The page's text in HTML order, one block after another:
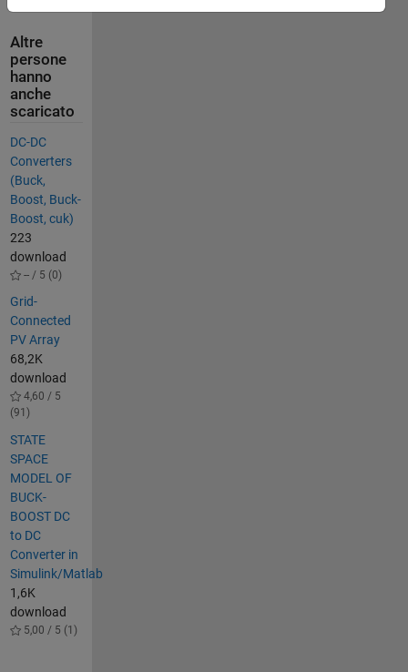
Altre
persone
hanno
anche
scaricato
DC-DC
Converters
(Buck,
Boost, Buck-
Boost, cuk)
223
download
-- / 5 (0)
Grid-
Connected
PV Array
68,2K
download
4,60 / 5
(91)
STATE
SPACE
MODEL OF
BUCK-
BOOST DC
to DC
Converter in
Simulink/Matlab
1,6K
download
5,00 / 5 (1)